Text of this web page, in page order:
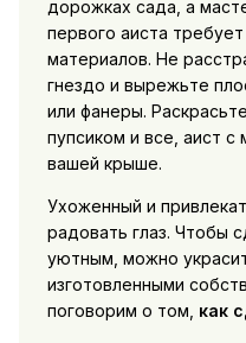
дорожках сада, а
первого аиста
материалов. Не
гнездо и вырежьте
или фанеры.
пупсиком и все, аист
вашей крыше.
Ухоженный и
радовать глаз. Чтобы
уютным, можно
изготовленными
поговорим о том, как